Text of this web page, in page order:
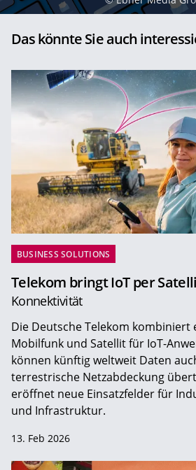
Das könnte Sie auch
BUSINESS SOLUTIONS
Telekom bringt IoT per
Konnektivität
Die Deutsche Telekom kombiniert
Mobilfunk und Satellit für IoT-
können künftig weltweit Daten
terrestrische Netzabdeckung
eröffnet neue Einsatzfelder für
und Infrastruktur.
13. Feb 2026